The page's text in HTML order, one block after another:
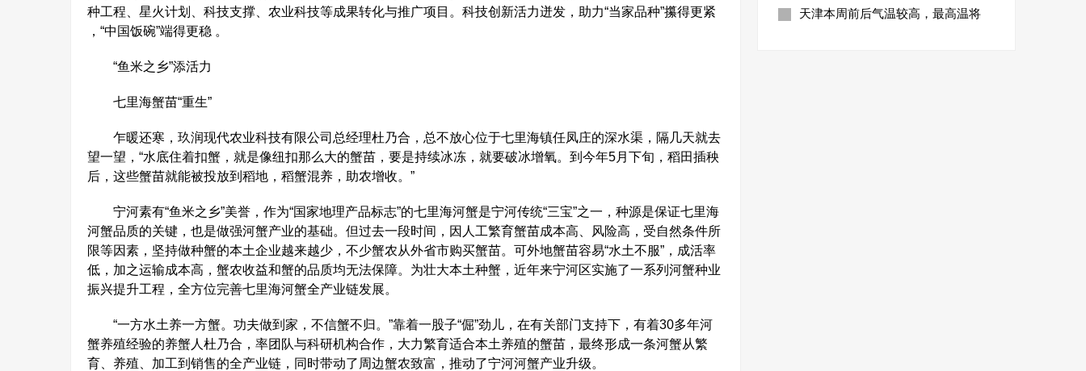
种工程、星火计划、科技支撑、农业科技等成果转化与推广项目。科技创新活力迸发，助力“当家品种”攥得更紧
，“中国饭碗”端得更稳 。
“鱼米之乡”添活力
七里海蟹苗“重生”
乍暖还寒，玖润现代农业科技有限公司总经理杜乃合，总不放心位于七里海镇任凤庄的深水渠，隔几天就去
望一望，“水底住着扣蟹，就是像纽扣那么大的蟹苗，要是持续冰冻，就要破冰增氧。到今年5月下旬，稻田插秧
后，这些蟹苗就能被投放到稻地，稻蟹混养，助农增收。”
宁河素有“鱼米之乡”美誉，作为“国家地理产品标志”的七里海河蟹是宁河传统“三宝”之一，种源是保证七里海
河蟹品质的关键，也是做强河蟹产业的基础。但过去一段时间，因人工繁育蟹苗成本高、风险高，受自然条件所
限等因素，坚持做种蟹的本土企业越来越少，不少蟹农从外省市购买蟹苗。可外地蟹苗容易“水土不服”，成活率
低，加之运输成本高，蟹农收益和蟹的品质均无法保障。为壮大本土种蟹，近年来宁河区实施了一系列河蟹种业
振兴提升工程，全方位完善七里海河蟹全产业链发展。
“一方水土养一方蟹。功夫做到家，不信蟹不归。”靠着一股子“倔”劲儿，在有关部门支持下，有着30多年河
蟹养殖经验的养蟹人杜乃合，率团队与科研机构合作，大力繁育适合本土养殖的蟹苗，最终形成一条河蟹从繁
育、养殖、加工到销售的全产业链，同时带动了周边蟹农致富，推动了宁河河蟹产业升级。
天津本周前后气温较高，最高温将